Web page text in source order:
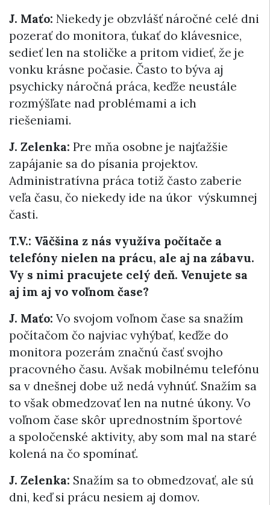
J. Maťo: Niekedy je obzvlášť náročné celé dni
pozerať do monitora, ťukať do klávesnice,
sedieť len na stoličke a pritom vidieť, že je
vonku krásne počasie. Často to býva aj
psychicky náročná práca, keďže neustále
rozmýšľate nad problémami a ich
riešeniami.
J. Zelenka: Pre mňa osobne je najťažšie
zapájanie sa do písania projektov.
Administratívna práca totiž často zaberie
veľa času, čo niekedy ide na úkor výskumnej
časti.
T.V.: Väčšina z nás využíva počítače a
telefóny nielen na prácu, ale aj na zábavu.
Vy s nimi pracujete celý deň. Venujete sa
aj im aj vo voľnom čase?
J. Maťo: Vo svojom voľnom čase sa snažím
počítačom čo najviac vyhýbať, keďže do
monitora pozerám značnú časť svojho
pracovného času. Avšak mobilnému telefónu
sa v dnešnej dobe už nedá vyhnúť. Snažím sa
to však obmedzovať len na nutné úkony. Vo
voľnom čase skôr uprednostním športové
a spoločenské aktivity, aby som mal na staré
kolená na čo spomínať.
J. Zelenka: Snažím sa to obmedzovať, ale sú
dni, keď si prácu nesiem aj domov.